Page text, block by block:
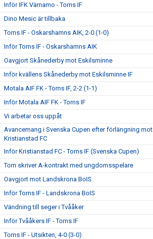
Inför IFK Värnamo - Torns IF
Dino Mesic är tillbaka
Torns IF - Oskarshamns AIK, 2-0 (1-0)
Inför Torns IF - Oskarshamns AIK
Oavgjort Skånederby mot Eskilsminne
Inför kvällens Skånederby mot Eskilsminne IF
Motala AIF FK - Torns IF, 2-2 (1-1)
Inför Motala AIF FK - Torns IF
Vi arbetar oss uppåt
Avancemang i Svenska Cupen efter förlängning mot
Kristianstad FC
Inför Kristianstad FC - Torns IF (Svenska Cupen)
Torn skriver A-kontrakt med ungdomsspelare
Oavgjort mot Landskrona BoIS
Inför Torns IF - Landskrona BoIS
Vändning till seger i Tvååker
Inför Tvååkers IF - Torns IF
Torns IF - Utsikten, 4-0 (3-0)